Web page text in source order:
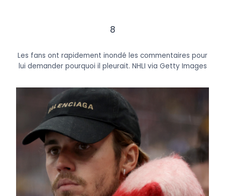
8
Les fans ont rapidement inondé les commentaires pour
lui demander pourquoi il pleurait. NHLI via Getty Images